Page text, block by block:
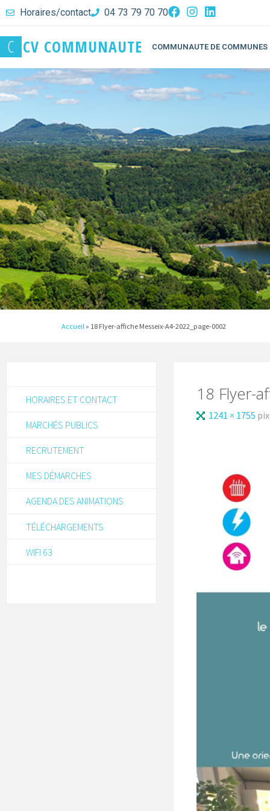
Horaires/contact 04 73 79 70 70
C CV COMMUNAUTE COMMUNAUTE DE COMMUNES
Accueil » 18 Flyer-affiche Messeix-A4-2022_page-0002
18 Flyer-
1241 × 1755
HORAIRES ET CONTACT
MARCHÉS PUBLICS
RECRUTEMENT
MES DÉMARCHES
AGENDA DES ANIMATIONS
TÉLÉCHARGEMENTS
WIFI 63